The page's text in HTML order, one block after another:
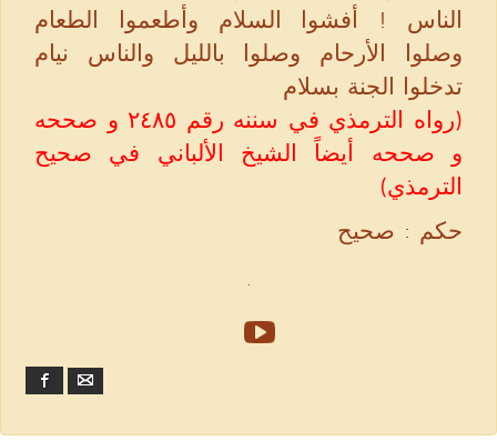
الناس ! أفشوا السلام وأطعموا الطعام
وصلوا الأرحام وصلوا بالليل والناس نيام
تدخلوا الجنة بسلام
(رواه الترمذي في سننه رقم ٢٤٨٥ و صححه
و صححه أيضاً الشيخ الألباني في صحيح
الترمذي)
حكم : صحيح
Facebook